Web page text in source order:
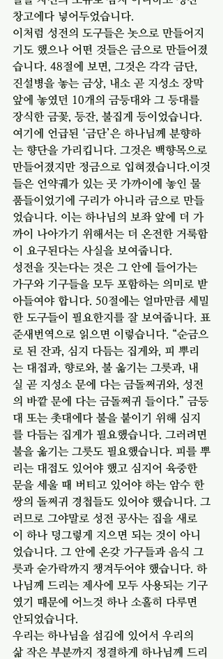
창고에다 넣어두었습니다.
이처럼 성전의 도구들은 놋으로 만들어지
기도 했으나 어떤 것들은 금으로 만들어졌
습니다. 48절에 보면, 그것은 각각 금단,
진설병을 놓는 금상, 내소 곧 지성소 장막
앞에 놓였던 10개의 금등대와 그 등대를
장식한 금꽃, 등잔, 불집게 등이었습니다.
여기에 언급된 ‘금단’은 하나님께 분향하
는 향단을 가리킵니다. 그것은 백향목으로
만들어졌지만 정금으로 입혀졌습니다.이것
들은 언약궤가 있는 곳 가까이에 놓인 물
품들이었기에 구리가 아니라 금으로 만들
었습니다. 이는 하나님의 보좌 앞에 더 가
까이 나아가기 위해서는 더 온전한 거룩함
이 요구된다는 사실을 보여줍니다.
성전을 짓는다는 것은 그 안에 들어가는
가구와 기구들을 모두 포함하는 의미로 받
아들여야 합니다. 50절에는 얼마만큼 세밀
한 도구들이 필요한지를 잘 보여줍니다. 표
준새번역으로 읽으면 이렇습니다. “순금으
로 된 잔과, 심지 다듬는 집게와, 피 뿌리
는 대접과, 향로와, 불 옮기는 그릇과, 내
실 곧 지성소 문에 다는 금돌쩌귀와, 성전
의 바깥 문에 다는 금돌쩌귀 들이다.” 금등
대 또는 촛대에다 불을 붙이기 위해 심지
를 다듬는 집게가 필요했습니다. 그러려면
불을 옮기는 그릇도 필요했습니다. 피를 뿌
리는 대접도 있어야 했고 심지어 육중한
문을 세울 때 버티고 있어야 하는 암수 한
쌍의 돌쩌귀 경첩들도 있어야 했습니다. 그
러므로 그야말로 성전 공사는 집을 새로
이 하나 덩그렇게 지으면 되는 것이 아니
었습니다. 그 안에 온갖 가구들과 음식 그
릇과 숟가락까지 챙겨두어야 했습니다. 하
나님께 드리는 제사에 모두 사용되는 기구
였기 때문에 어느것 하나 소홀히 다루면
안되었습니다.
우리는 하나님을 섬김에 있어서 우리의
삶 작은 부분까지 정결하게 하나님께 드리